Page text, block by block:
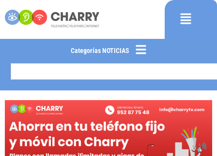
Categorías NOTICIAS